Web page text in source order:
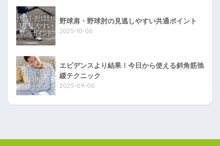
野球肩・野球肘の見逃しやすい共通ポイント
2025-10-06
エビデンスより結果！今日から使える斜角筋弛
緩テクニック
2025-09-06